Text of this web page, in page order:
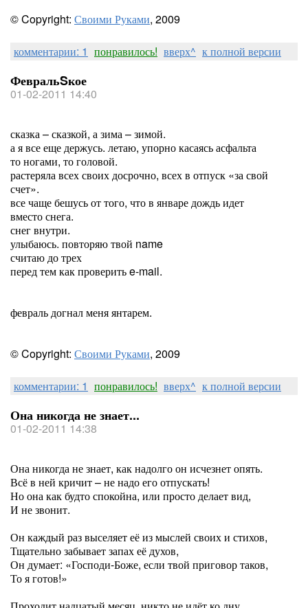
© Copyright: Своими Руками, 2009
комментарии: 1 понравилось! вверх^ к полной версии
ФевральSкое
01-02-2011 14:40
сказка – сказкой, а зима – зимой.
а я все еще держусь. летаю, упорно касаясь асфальта
то ногами, то головой.
растеряла всех своих досрочно, всех в отпуск «за свой
счет».
все чаще бешусь от того, что в январе дождь идет
вместо снега.
снег внутри.
улыбаюсь. повторяю твой name
считаю до трех
перед тем как проверить e-mail.
февраль догнал меня янтарем.
© Copyright: Своими Руками, 2009
комментарии: 1 понравилось! вверх^ к полной версии
Она никогда не знает...
01-02-2011 14:38
Она никогда не знает, как надолго он исчезнет опять.
Всё в ней кричит – не надо его отпускать!
Но она как будто спокойна, или просто делает вид,
И не звонит.
Он каждый раз выселяет её из мыслей своих и стихов,
Тщательно забывает запах её духов,
Он думает: «Господи-Боже, если твой приговор таков,
То я готов!»